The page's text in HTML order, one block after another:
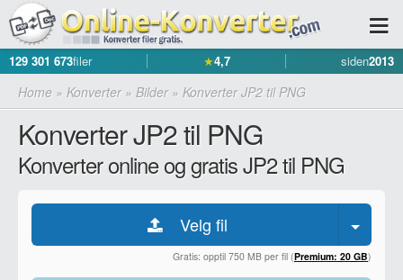
129 301 673filer ★4,7 siden2013
Home » Konverter» Bilder» Konverter JP2 til PNG
Konverter JP2 til PNG
Konverter online og gratis JP2 til PNG
Velg fil
Gratis: opptil 750 MB per fil (Premium: 20 GB)